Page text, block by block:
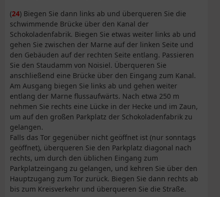
(24) Biegen Sie dann links ab und überqueren Sie die
schwimmende Brücke über den Kanal der
Schokoladenfabrik. Biegen Sie etwas weiter links ab und
gehen Sie zwischen der Marne auf der linken Seite und
den Gebäuden auf der rechten Seite entlang. Passieren
Sie den Staudamm von Noisiel. Überqueren Sie
anschließend eine Brücke über den Eingang zum Kanal.
Am Ausgang biegen Sie links ab und gehen weiter
entlang der Marne flussaufwärts. Nach etwa 250 m
nehmen Sie rechts eine Lücke in der Hecke und im Zaun,
um auf den großen Parkplatz der Schokoladenfabrik zu
gelangen.
Falls das Tor gegenüber nicht geöffnet ist (nur sonntags
geöffnet), überqueren Sie den Parkplatz diagonal nach
rechts, um durch den üblichen Eingang zum
Parkplatzeingang zu gelangen, und kehren Sie über den
Hauptzugang zum Tor zurück. Biegen Sie dann rechts ab
bis zum Kreisverkehr und überqueren Sie die Straße.